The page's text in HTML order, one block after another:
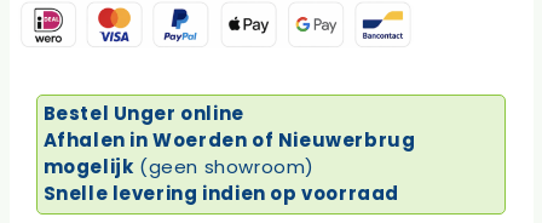
Bestel Unger online
Afhalen in Woerden of Nieuwerbrug
mogelijk (geen showroom)
Snelle levering indien op voorraad